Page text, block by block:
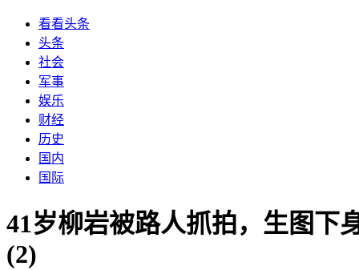
看看头条
头条
社会
军事
娱乐
财经
历史
国内
国际
41岁柳岩被路人抓拍，生图下
(2)